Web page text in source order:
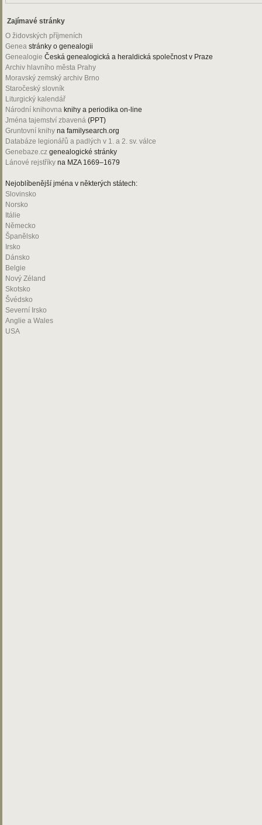
Zajímavé stránky
O židovských příjmeních
Genea stránky o genealogii
Genealogie Česká genealogická a heraldická společnost v Praze
Archiv hlavního města Prahy
Moravský zemský archiv Brno
Staročeský slovník
Liturgický kalendář
Národní knihovna knihy a periodika on-line
Jména tajemství zbavená (PPT)
Gruntovní knihy na familysearch.org
Databáze legionářů a padlých v 1. a 2. sv. válce
Genebaze.cz genealogické stránky
Lánové rejstříky na MZA 1669–1679
Nejoblíbenější jména v některých státech:
Slovinsko
Norsko
Itálie
Německo
Španělsko
Irsko
Dánsko
Belgie
Nový Zéland
Skotsko
Švédsko
Severní Irsko
Anglie a Wales
USA